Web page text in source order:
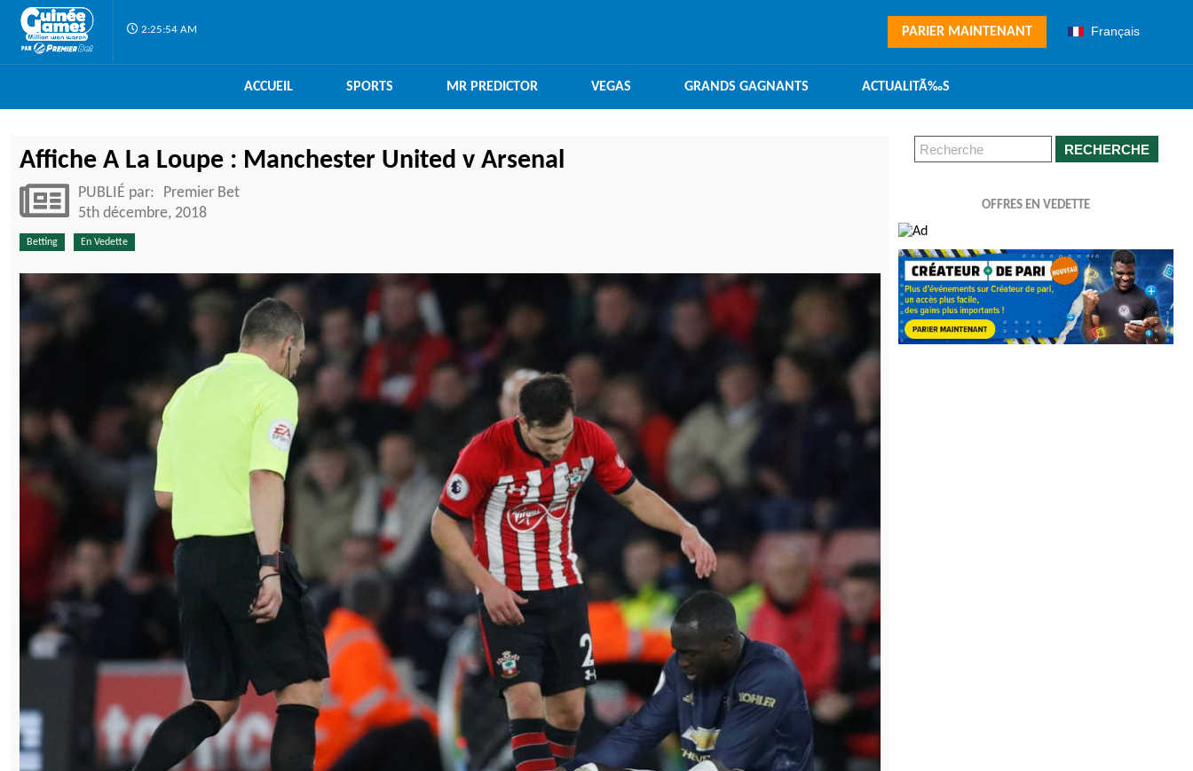
2:25:55 AM Français
PARIER MAINTENANT
ACCUEIL SPORTS MR PREDICTOR VEGAS GRANDS GAGNANTS ACTUALITÃ‰S
Affiche A La Loupe : Manchester United v Arsenal
PUBLIÉ par:
Premier Bet
5th décembre, 2018
Betting En Vedette
RECHERCHE
OFFRES EN VEDETTE